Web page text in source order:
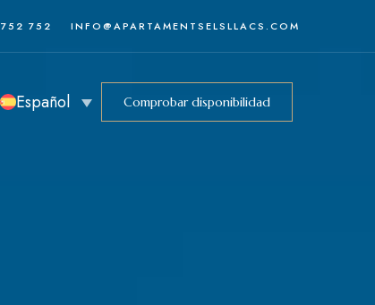
752 INFO@APARTAMENTSELSLLACS.COM
Español Comprobar disponibilidad